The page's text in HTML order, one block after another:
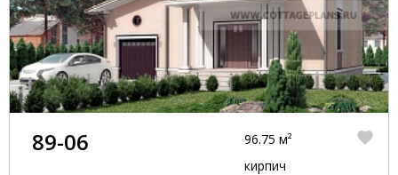
89-06
96.75 м²
кирпич